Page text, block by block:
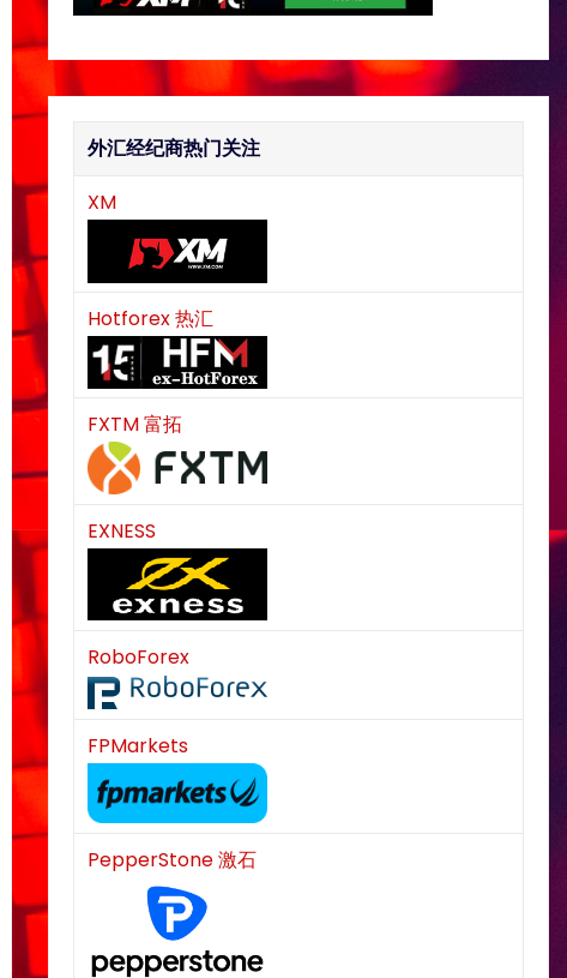
外汇经纪商热门关注
XM
Hotforex 热汇
FXTM 富拓
EXNESS
RoboForex
FPMarkets
PepperStone 激石